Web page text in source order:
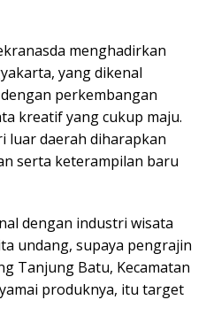
menghadirkan
yang dikenal
perkembangan
kreatif yang cukup maju.
luar daerah diharapkan
serta keterampilan baru
dengan industri wisata
undang, supaya pengrajin
Tanjung Batu, Kecamatan
produknya, itu target